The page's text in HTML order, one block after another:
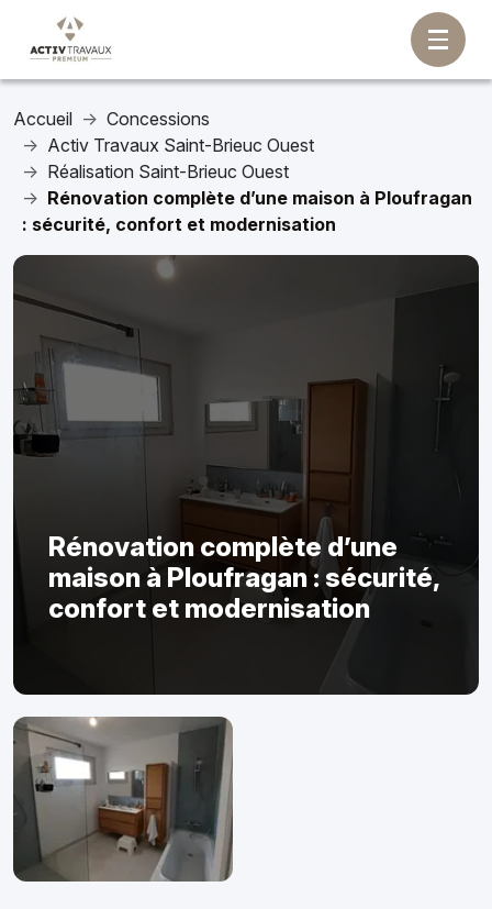
Accueil
Concessions
Activ Travaux Saint-Brieuc Ouest
Réalisation Saint-Brieuc Ouest
Rénovation complète d’une maison à Ploufragan
: sécurité, confort et modernisation
Rénovation complète d’une
maison à Ploufragan : sécurité,
confort et modernisation